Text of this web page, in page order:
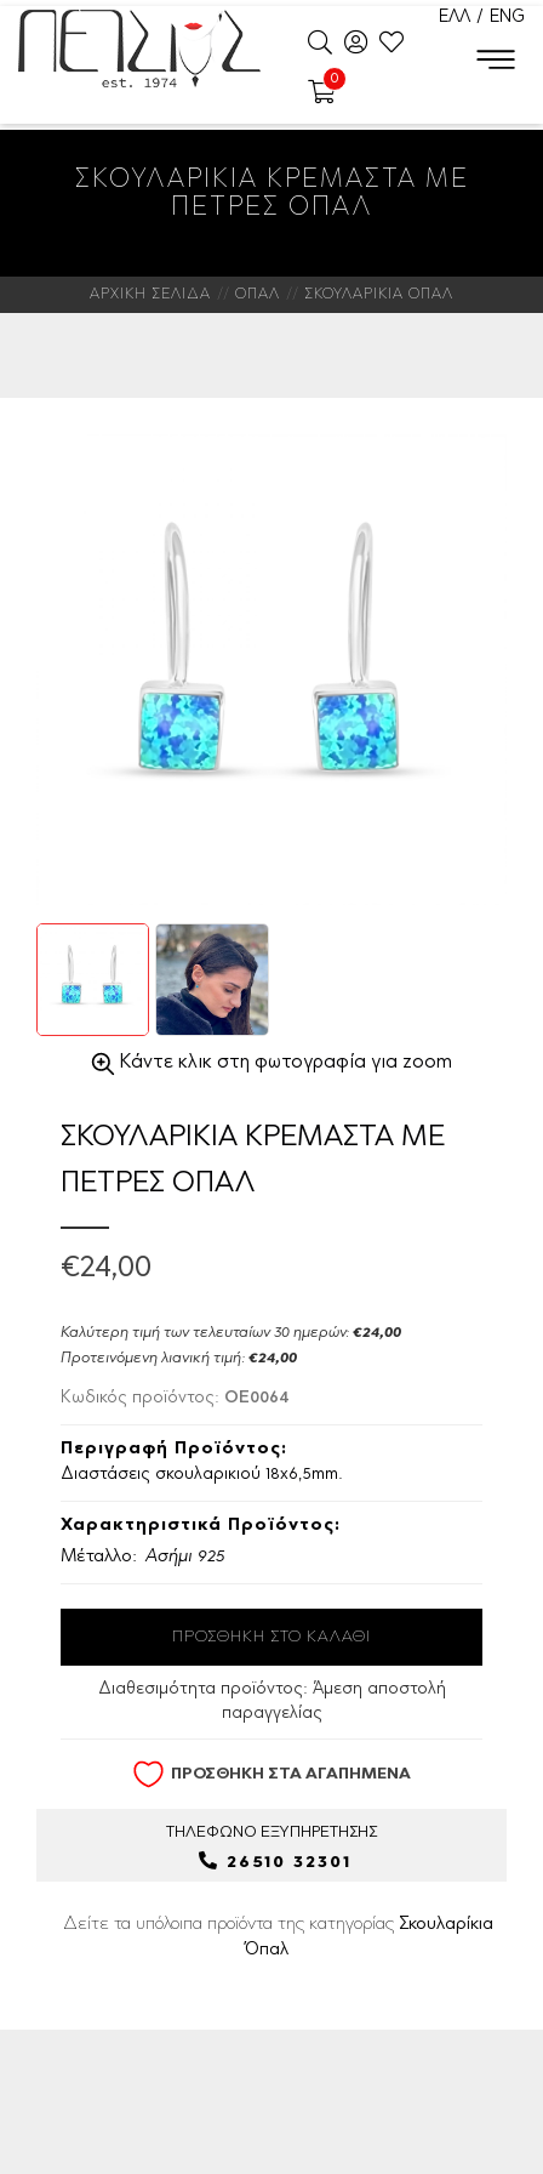
ΕΛΛ / ENG
0
ΣΚΟΥΛΑΡΙΚΙΑ ΚΡΕΜΑΣΤΑ ΜΕ
ΠΕΤΡΕΣ ΟΠΑΛ
ΑΡΧΙΚΗ ΣΕΛΙΔΑ ΟΠΑΛ ΣΚΟΥΛΑΡΙΚΙΑ ΟΠΑΛ
Κάντε κλικ στη φωτογραφία για zoom
ΣΚΟΥΛΑΡΙΚΙΑ ΚΡΕΜΑΣΤΑ ΜΕ
ΠΕΤΡΕΣ ΟΠΑΛ
€24,00
Καλύτερη τιμή των τελευταίων 30 ημερών: €24,00
Προτεινόμενη λιανική τιμή: €24,00
Κωδικός προϊόντος: OE0064
Περιγραφή Προϊόντος:
Διαστάσεις σκουλαρικιού 18x6,5mm.
Χαρακτηριστικά Προϊόντος:
Μέταλλο: Ασήμι 925
Διαθεσιμότητα προϊόντος: Άμεση αποστολή
παραγγελίας
ΠΡΟΣΘΗΚΗ ΣΤΑ ΑΓΑΠΗΜΕΝΑ
ΤΗΛΕΦΩΝΟ ΕΞΥΠΗΡΕΤΗΣΗΣ
26510 32301
Δείτε τα υπόλοιπα προϊόντα της κατηγορίας Σκουλαρίκια
Όπαλ